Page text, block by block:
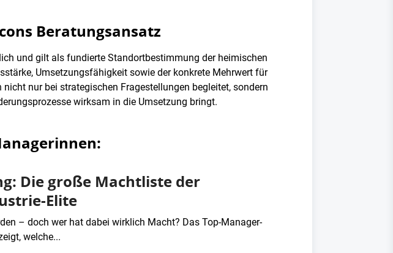
Beratungsansatz
und gilt als fundierte Standortbestimmung der heimischen
Umsetzungsfähigkeit sowie der konkrete Mehrwert für
nur bei strategischen Fragestellungen begleitet, sondern
wirksam in die Umsetzung bringt.
Die große Machtliste der
Elite
– doch wer hat dabei wirklich Macht? Das Top-Manager-
welche...